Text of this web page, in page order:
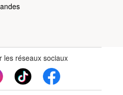
les réseaux sociaux